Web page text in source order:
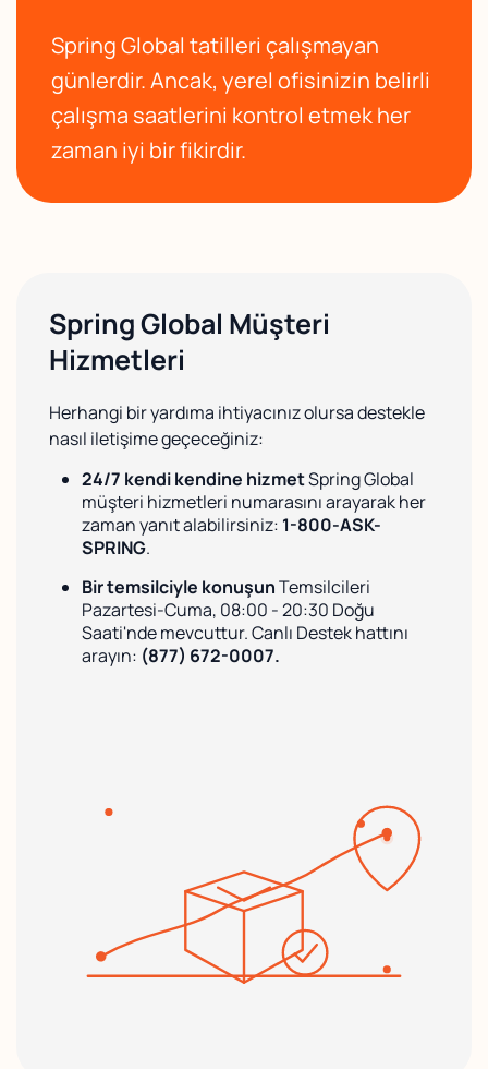
Spring Global tatilleri çalışmayan
günlerdir. Ancak, yerel ofisinizin belirli
çalışma saatlerini kontrol etmek her
zaman iyi bir fikirdir.
Spring Global Müşteri
Hizmetleri
Herhangi bir yardıma ihtiyacınız olursa destekle
nasıl iletişime geçeceğiniz:
24/7 kendi kendine hizmetSpring Global
müşteri hizmetleri numarasını arayarak her
zaman yanıt alabilirsiniz: 1-800-ASK-
SPRING.
Bir temsilciyle konuşunTemsilcileri
Pazartesi-Cuma, 08:00 - 20:30 Doğu
Saati'nde mevcuttur. Canlı Destek hattını
arayın: (877) 672-0007.